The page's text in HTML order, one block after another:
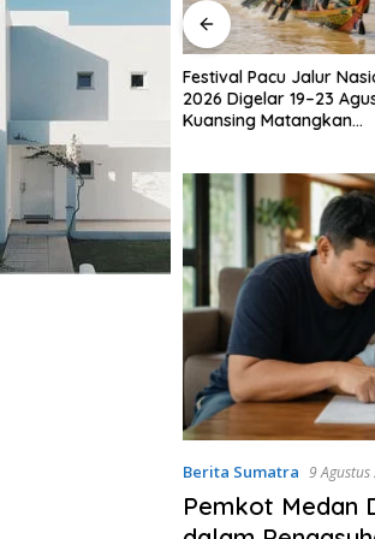
Nasional
Ekonomi Indonesia
2026 Tumbuh 5,29
Berita Sumatra 9
Pemkot Medan